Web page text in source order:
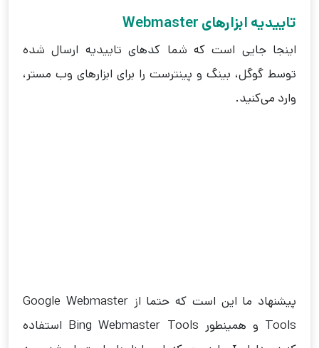
تایید‌یه ابزارهای Webmaster
اینجا جایی است که شما کد‌های تاییدیه ارسال شده
توسط گوگل، بینگ و پینترست را برای ابزارهای وب مستر،
وارد می‌کنید.
پیشنهاد ما این است که حتما از Google Webmaster
Tools و همینطور Bing Webmaster Tools استفاده